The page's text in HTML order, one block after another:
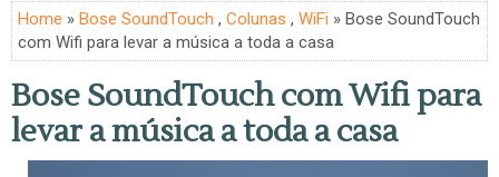
Home » Bose SoundTouch , Colunas , WiFi » Bose SoundTouch
com Wifi para levar a música a toda a casa
Bose SoundTouch com Wifi para
levar a música a toda a casa